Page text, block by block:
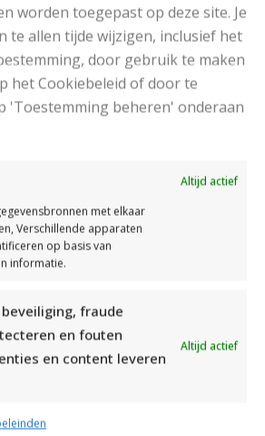
worden toegepast op deze site. Je
te allen tijde wijzigen, inclusief het
door gebruik te maken
het Cookiebeleid of door te
'Toestemming beheren' onderaan
Altijd actief
met elkaar
Verschillende apparaten
op basis van
informatie.
fraude
en fouten
en content leveren
Altijd actief